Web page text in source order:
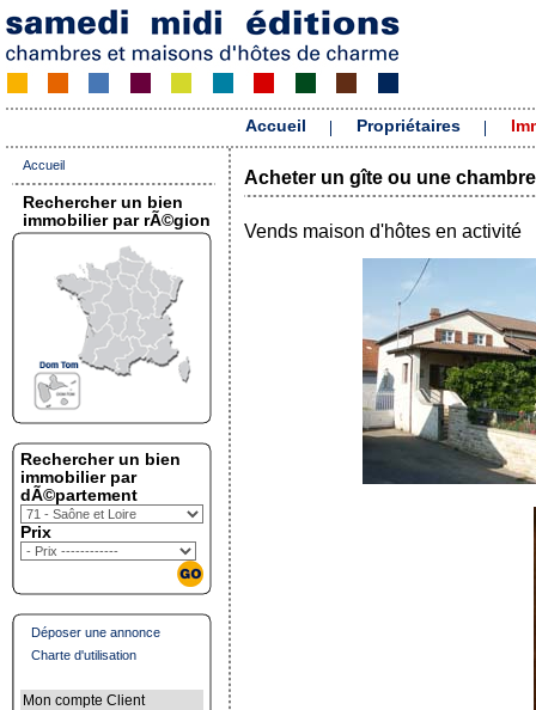
Accueil Propriétaires
Accueil
Rechercher un bien
immobilier par rÃ©gion
Rechercher un bien
immobilier par
dÃ©partement
Prix
Déposer une annonce
Charte d'utilisation
Mon compte Client
Acheter un gîte ou une
Vends maison d'hôtes en activité